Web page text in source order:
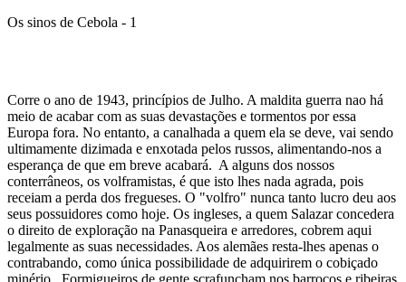
Os sinos de Cebola - 1
Corre o ano de 1943, princípios de Julho. A maldita guerra nao há
meio de acabar com as suas devastações e tormentos por essa
Europa fora. No entanto, a canalhada a quem ela se deve, vai sendo
ultimamente dizimada e enxotada pelos russos, alimentando-nos a
esperança de que em breve acabará. A alguns dos nossos
conterrâneos, os volframistas, é que isto lhes nada agrada, pois
receiam a perda dos fregueses. O "volfro" nunca tanto lucro deu aos
seus possuidores como hoje. Os ingleses, a quem Salazar concedera
o direito de exploração na Panasqueira e arredores, cobrem aqui
legalmente as suas necessidades. Aos alemães resta-lhes apenas o
contrabando, como única possibilidade de adquirirem o cobiçado
minério. Formigueiros de gente scrafuncham nos barrocos e ribeiras